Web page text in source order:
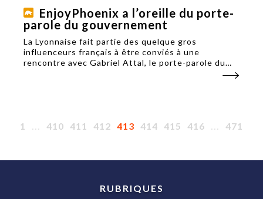
EnjoyPhoenix a l’oreille du porte-
parole du gouvernement
La Lyonnaise fait partie des quelque gros
influenceurs français à être conviés à une
rencontre avec Gabriel Attal, le porte-parole du
gouvernement. L’objectif : aborder le sujet de la
1 ... 410 411 412 413 414 415 416 ... 471
RUBRIQUES